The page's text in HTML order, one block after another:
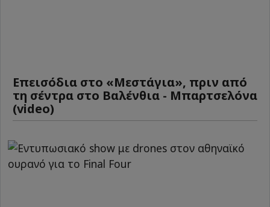
Επεισόδια στο «Μεστάγια», πριν από
τη σέντρα στο Βαλένθια - Μπαρτσελόνα
(video)